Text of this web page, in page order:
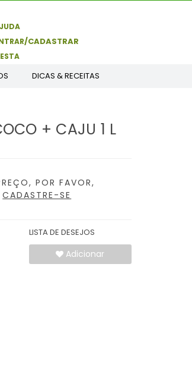
DICAS & RECEITAS
+ CAJU 1 L
POR FAVOR,
CADASTRE-SE
LISTA DE DESEJOS
Adicionar